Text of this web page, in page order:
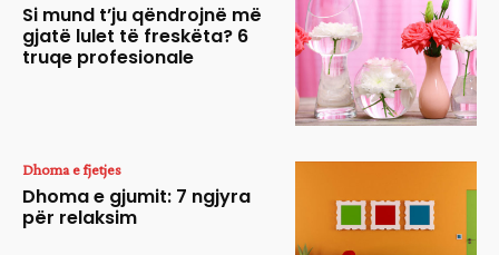
Si mund t’ju qëndrojnë më
gjatë lulet të freskëta? 6
truqe profesionale
Dhoma e fjetjes
Dhoma e gjumit: 7 ngjyra
për relaksim